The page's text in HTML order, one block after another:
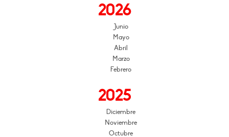
2026
Junio
Mayo
Abril
Marzo
Febrero
2025
Diciembre
Noviembre
Octubre